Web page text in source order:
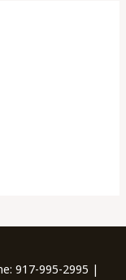
917-995-2995 |